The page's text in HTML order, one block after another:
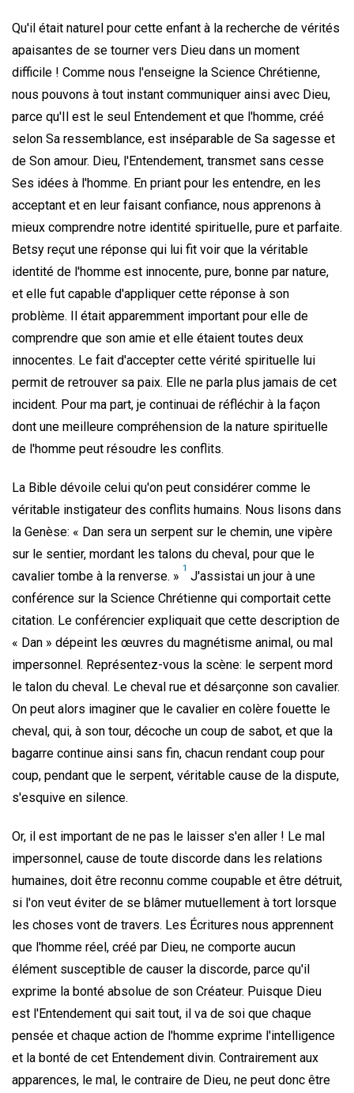
Qu'il était naturel pour cette enfant à la recherche de vérités
apaisantes de se tourner vers Dieu dans un moment
difficile ! Comme nous l'enseigne la Science Chrétienne,
nous pouvons à tout instant communiquer ainsi avec Dieu,
parce qu'Il est le seul Entendement et que l'homme, créé
selon Sa ressemblance, est inséparable de Sa sagesse et
de Son amour. Dieu, l'Entendement, transmet sans cesse
Ses idées à l'homme. En priant pour les entendre, en les
acceptant et en leur faisant confiance, nous apprenons à
mieux comprendre notre identité spirituelle, pure et parfaite.
Betsy reçut une réponse qui lui fit voir que la véritable
identité de l'homme est innocente, pure, bonne par nature,
et elle fut capable d'appliquer cette réponse à son
problème. Il était apparemment important pour elle de
comprendre que son amie et elle étaient toutes deux
innocentes. Le fait d'accepter cette vérité spirituelle lui
permit de retrouver sa paix. Elle ne parla plus jamais de cet
incident. Pour ma part, je continuai de réfléchir à la façon
dont une meilleure compréhension de la nature spirituelle
de l'homme peut résoudre les conflits.
La Bible dévoile celui qu'on peut considérer comme le
véritable instigateur des conflits humains. Nous lisons dans
la Genèse: « Dan sera un serpent sur le chemin, une vipère
sur le sentier, mordant les talons du cheval, pour que le
cavalier tombe à la renverse. »
1
J'assistai un jour à une
conférence sur la Science Chrétienne qui comportait cette
citation. Le conférencier expliquait que cette description de
« Dan » dépeint les œuvres du magnétisme animal, ou mal
impersonnel. Représentez-vous la scène: le serpent mord
le talon du cheval. Le cheval rue et désarçonne son cavalier.
On peut alors imaginer que le cavalier en colère fouette le
cheval, qui, à son tour, décoche un coup de sabot, et que la
bagarre continue ainsi sans fin, chacun rendant coup pour
coup, pendant que le serpent, véritable cause de la dispute,
s'esquive en silence.
Or, il est important de ne pas le laisser s'en aller ! Le mal
impersonnel, cause de toute discorde dans les relations
humaines, doit être reconnu comme coupable et être détruit,
si l'on veut éviter de se blâmer mutuellement à tort lorsque
les choses vont de travers. Les Écritures nous apprennent
que l'homme réel, créé par Dieu, ne comporte aucun
élément susceptible de causer la discorde, parce qu'il
exprime la bonté absolue de son Créateur. Puisque Dieu
est l'Entendement qui sait tout, il va de soi que chaque
pensée et chaque action de l'homme exprime l'intelligence
et la bonté de cet Entendement divin. Contrairement aux
apparences, le mal, le contraire de Dieu, ne peut donc être